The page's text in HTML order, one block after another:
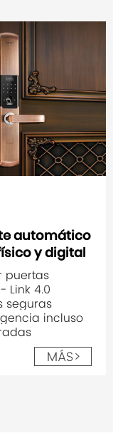
automático
y digital
puertas
Link 4.0
seguras
incluso
MÁS>